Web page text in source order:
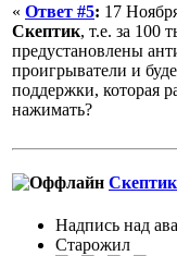
« Ответ #5: 17
Скептик, т.е. за 100
предустановлены
проигрыватели и
поддержки, которая
нажимать?
Скептик
Надпись над
Старожил